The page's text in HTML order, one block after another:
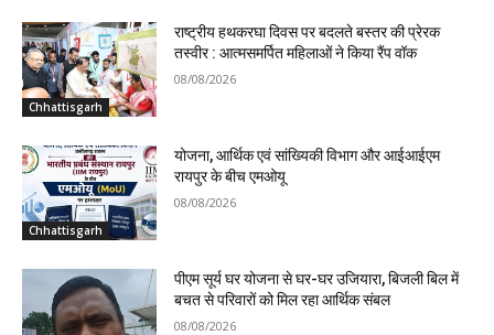
Chhattisgarh
राष्ट्रीय हथकरघा दिवस पर बदलते बस्तर की प्रेरक
तस्वीर : आत्मसमर्पित महिलाओं ने किया रैंप वॉक
08/08/2026
Chhattisgarh
योजना, आर्थिक एवं सांख्यिकी विभाग और आईआईएम
रायपुर के बीच एमओयू
08/08/2026
पीएम सूर्य घर योजना से घर-घर उजियारा, बिजली बिल में
बचत से परिवारों को मिल रहा आर्थिक संबल
08/08/2026